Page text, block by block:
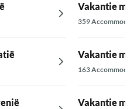
Vakantie
359
Vakantie met
163
Vakantie